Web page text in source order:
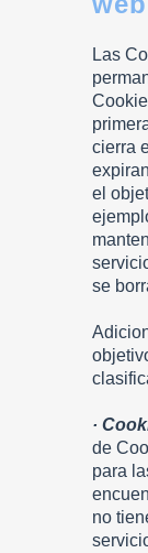
Las
cierra
el
se
·
de
para
no